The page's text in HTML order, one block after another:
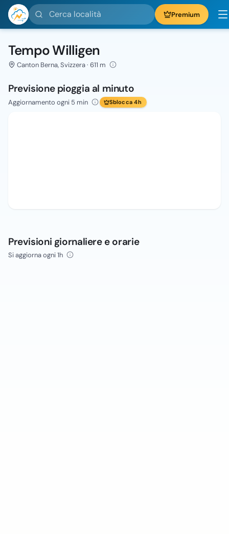
Cerca località Premium
Tempo Willigen
Canton Berna, Svizzera · 611 m
Previsione pioggia al minuto
Aggiornamento ogni 5 min Sblocca 4h
Previsioni giornaliere e orarie
Si aggiorna ogni 1h